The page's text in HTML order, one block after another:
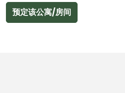
预定该公寓/房间